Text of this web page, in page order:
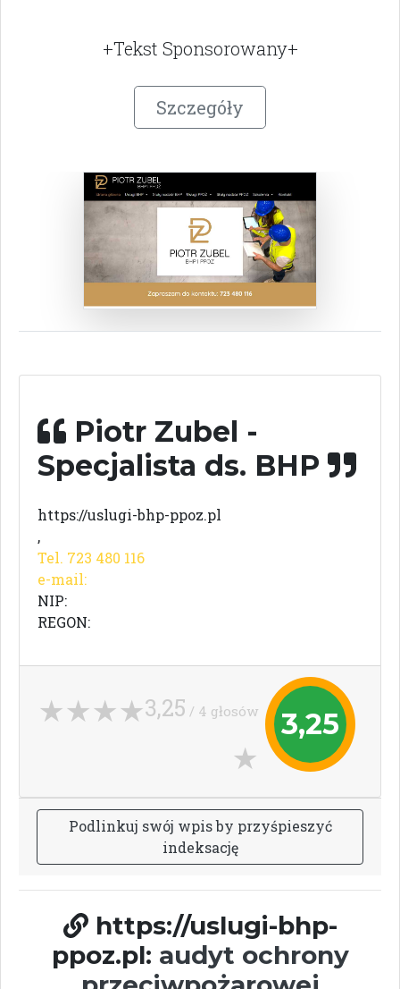
+Tekst Sponsorowany+
Szczegóły
Piotr Zubel -
Specjalista ds. BHP
https://uslugi-bhp-ppoz.pl
,
Tel. 723 480 116
e-mail:
NIP:
REGON:
3,25
3,25 / 4 głosów
Podlinkuj swój wpisby przyśpieszyć
indeksację
https://uslugi-bhp-
ppoz.pl: audyt ochrony